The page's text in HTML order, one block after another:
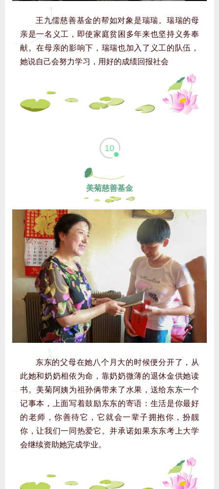
王九儒慈善基金的帮如对象是瑞瑞。瑞瑞的母
亲是一名义工，即使家庭贫困多年来也坚持义务奉
献。在母亲的影响下，瑞瑞也加入了义工的队伍，
她说自己会努力学习，用好的成绩回报社会
10
美菊慈善基金
东东的父母在她八个月大的时候便分开了，从
此她和奶奶相依为命，靠奶奶微薄的退休金供她读
书。美菊阿姨为祖孙俩带来了水果，送给东东一个
记事本，上面写着鼓励东东的寄语：生活是你最好
的老师，你善待它，它就会一辈子拥抱你，扮靓
你，让我们一同热爱它。并承诺如果东东考上大学
会继续资助她完成学业。